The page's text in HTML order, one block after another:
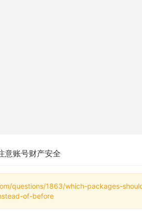
意账号财产安全
questions/1863/which-packages-
of-before